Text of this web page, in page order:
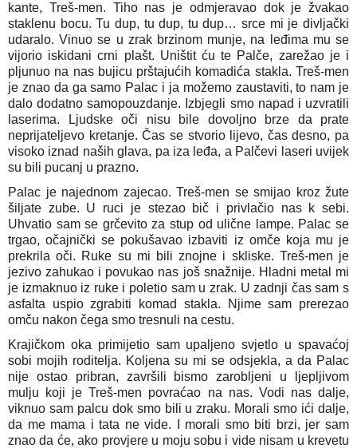
kante, Treš-men. Tiho nas je odmjeravao dok je žvakao
staklenu bocu. Tu dup, tu dup, tu dup… srce mi je divljački
udaralo. Vinuo se u zrak brzinom munje, na leđima mu se
vijorio iskidani crni plašt. Uništit ću te Palče, zarežao je i
pljunuo na nas bujicu prštajućih komadića stakla. Treš-men
je znao da ga samo Palac i ja možemo zaustaviti, to nam je
dalo dodatno samopouzdanje. Izbjegli smo napad i uzvratili
laserima. Ljudske oči nisu bile dovoljno brze da prate
neprijateljevo kretanje. Čas se stvorio lijevo, čas desno, pa
visoko iznad naših glava, pa iza leđa, a Palčevi laseri uvijek
su bili pucanj u prazno.
Palac je najednom zajecao. Treš-men se smijao kroz žute
šiljate zube. U ruci je stezao bič i privlačio nas k sebi.
Uhvatio sam se grčevito za stup od ulične lampe. Palac se
trgao, očajnički se pokušavao izbaviti iz omče koja mu je
prekrila oči. Ruke su mi bili znojne i skliske. Treš-men je
jezivo zahukao i povukao nas još snažnije. Hladni metal mi
je izmaknuo iz ruke i poletio sam u zrak. U zadnji čas sam s
asfalta uspio zgrabiti komad stakla. Njime sam prerezao
omču nakon čega smo tresnuli na cestu.
Krajičkom oka primijetio sam upaljeno svjetlo u spavaćoj
sobi mojih roditelja. Koljena su mi se odsjekla, a da Palac
nije ostao pribran, završili bismo zarobljeni u ljepljivom
mulju koji je Treš-men povraćao na nas. Vodi nas dalje,
viknuo sam palcu dok smo bili u zraku. Morali smo ići dalje,
da me mama i tata ne vide. I morali smo biti brzi, jer sam
znao da će, ako provjere u moju sobu i vide nisam u krevetu